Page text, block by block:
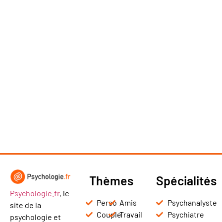
Psychologie.fr, le
site de la
psychologie et
Thèmes
Perso
Couple
Amis
Travail
Spécialités
Psychanalyste
Psychiatre